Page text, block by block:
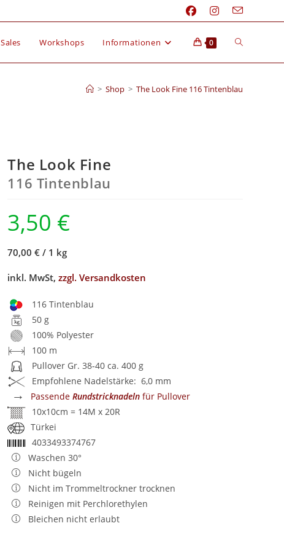
Sales Workshops Informationen 0
> Shop > The Look Fine 116 Tintenblau
The Look Fine
116 Tintenblau
3,50 €
70,00 € / 1 kg
inkl. MwSt,zzgl. Versandkosten
116 Tintenblau
50 g
100% Polyester
100 m
Pullover Gr. 38-40 ca. 400 g
Empfohlene Nadelstärke: 6,0 mm
→ PassendeRundstricknadeln für Pullover
10x10cm = 14M x 20R
Türkei
4033493374767
Waschen 30°
Nicht bügeln
Nicht im Trommeltrockner trocknen
Reinigen mit Perchlorethylen
Bleichen nicht erlaubt